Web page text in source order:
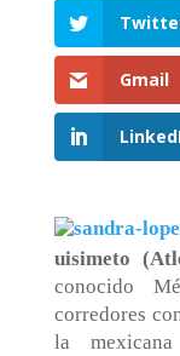
Gmail
uisimeto
conocido
corredores
la